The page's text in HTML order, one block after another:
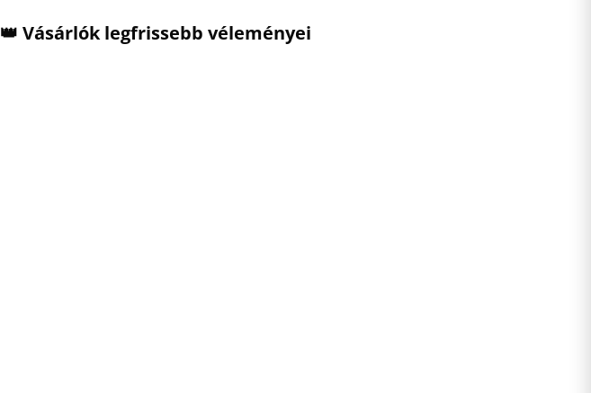
👑 Vásárlók legfrissebb véleményei